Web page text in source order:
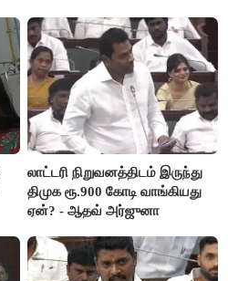
லாட்டரி நிறுவனத்திடம் இருந்து
திமுக ரூ.900 கோடி வாங்கியது
ஏன்? - ஆதவ் அர்ஜுனா